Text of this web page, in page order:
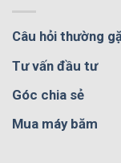
Câu hỏi thường
Tư vấn đầu tư
Góc chia sẻ
Mua máy băm